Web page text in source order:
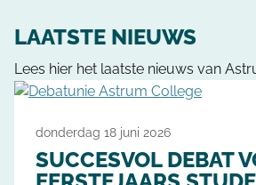
LAATSTE NIEUWS
Lees hier het laatste nieuws van
SUCCESVOL DEBAT
donderdag 18 juni 2026